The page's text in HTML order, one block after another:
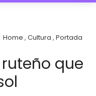
Home ,Cultura ,Portada
que